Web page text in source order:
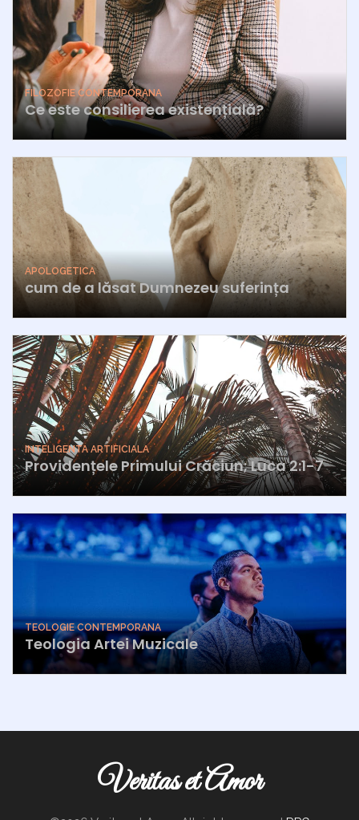
FILOZOFIE CONTEMPORANA
Ce este consilierea existențială?
APOLOGETICA
cum de a lăsat Dumnezeu suferința
INTELIGENTA ARTIFICIALA
Providențele Primului Crăciun; Luca 2:1-7
TEOLOGIE CONTEMPORANA
Teologia Artei Muzicale
Veritas et Amor